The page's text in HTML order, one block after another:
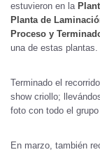
estuvieron en la
Planta de
Proceso y
una de estas plantas.
Terminado el
show criollo;
foto con todo el
En marzo, también